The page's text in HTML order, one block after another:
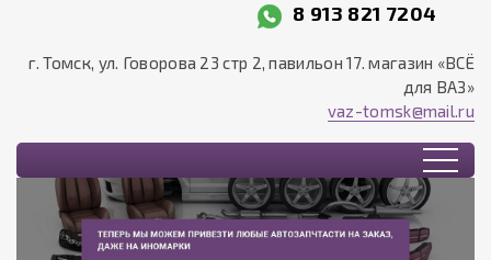
8 913 821 7204
г. Томск, ул. Говорова 23 стр 2, павильон 17. магазин «ВСЁ
для ВАЗ»
vaz-tomsk@mail.ru